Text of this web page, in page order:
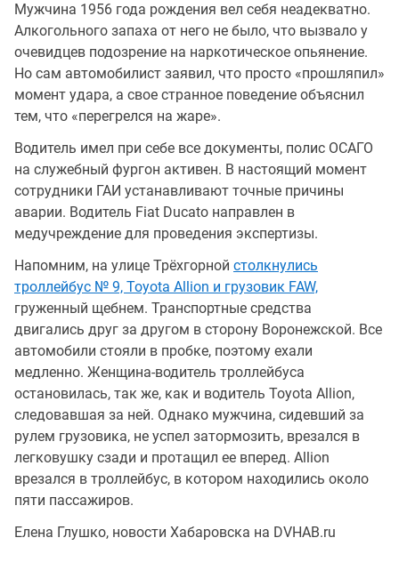
Мужчина 1956 года рождения вел себя неадекватно.
Алкогольного запаха от него не было, что вызвало у
очевидцев подозрение на наркотическое опьянение.
Но сам автомобилист заявил, что просто «прошляпил»
момент удара, а свое странное поведение объяснил
тем, что «перегрелся на жаре».
Водитель имел при себе все документы, полис ОСАГО
на служебный фургон активен. В настоящий момент
сотрудники ГАИ устанавливают точные причины
аварии. Водитель Fiat Ducato направлен в
медучреждение для проведения экспертизы.
Напомним, на улице Трёхгорной столкнулись
троллейбус № 9, Toyota Allion и грузовик FAW,
груженный щебнем. Транспортные средства
двигались друг за другом в сторону Воронежской. Все
автомобили стояли в пробке, поэтому ехали
медленно. Женщина-водитель троллейбуса
остановилась, так же, как и водитель Toyota Allion,
следовавшая за ней. Однако мужчина, сидевший за
рулем грузовика, не успел затормозить, врезался в
легковушку сзади и протащил ее вперед. Allion
врезался в троллейбус, в котором находились около
пяти пассажиров.
Елена Глушко, новости Хабаровска на DVHAB.ru